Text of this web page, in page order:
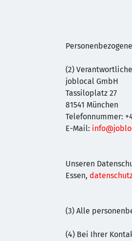
(2)
joblocal GmbH
Tassiloplatz 27
81541 München
Telefonnummer:
E-Mail:
Unseren
Essen,
(3) Alle
(4) Bei Ihrer